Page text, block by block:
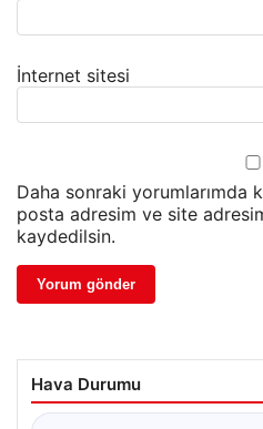
İnternet sitesi
Daha sonraki yorumlarımda
posta adresim ve site
kaydedilsin.
Hava Durumu